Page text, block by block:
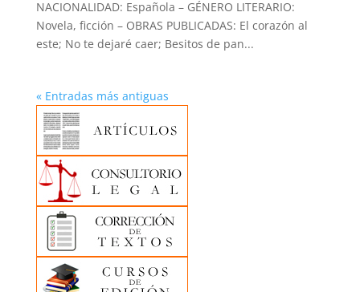
NACIONALIDAD: Española – GÉNERO LITERARIO:
Novela, ficción – OBRAS PUBLICADAS: El corazón al
este; No te dejaré caer; Besitos de pan...
« Entradas más antiguas